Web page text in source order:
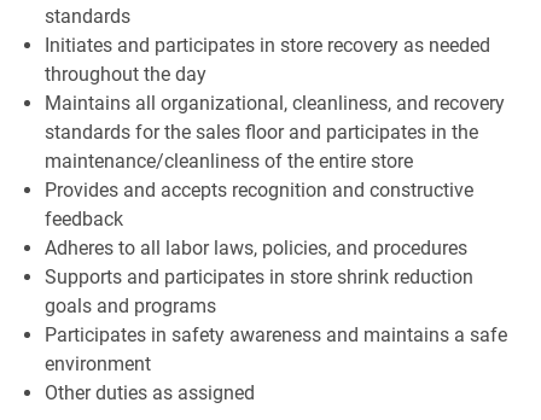
standards
Initiates and participates in store recovery as needed
throughout the day
Maintains all organizational, cleanliness, and recovery
standards for the sales floor and participates in the
maintenance/cleanliness of the entire store
Provides and accepts recognition and constructive
feedback
Adheres to all labor laws, policies, and procedures
Supports and participates in store shrink reduction
goals and programs
Participates in safety awareness and maintains a safe
environment
Other duties as assigned